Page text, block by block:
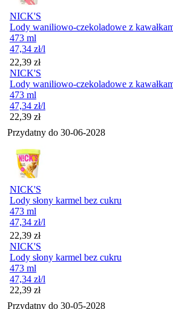
NICK'S
Lody waniliowo-czekoladowe z
473 ml
47,34 zł/l
Cena
22,39 zł
NICK'S
Lody waniliowo-czekoladowe z
473 ml
47,34 zł/l
Cena
22,39 zł
Przydatny do 30-06-2028
NICK'S
Lody słony karmel bez cukru
473 ml
47,34 zł/l
Cena
22,39 zł
NICK'S
Lody słony karmel bez cukru
473 ml
47,34 zł/l
Cena
22,39 zł
Przydatny do 30-05-2028